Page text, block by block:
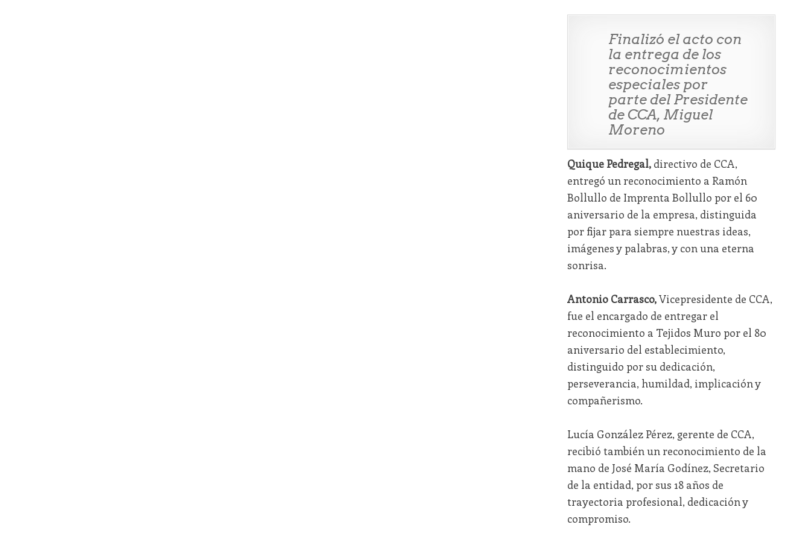
Finalizó el acto con
la entrega de los
reconocimientos
especiales por
parte del Presidente
de CCA, Miguel
Moreno
Quique Pedregal,directivo de CCA,
entregó un reconocimiento a Ramón
Bollullo de Imprenta Bollullo por el 60
aniversario de la empresa, distinguida
por fijar para siempre nuestras ideas,
imágenes y palabras, y con una eterna
sonrisa.
Antonio Carrasco,Vicepresidente de CCA,
fue el encargado de entregar el
reconocimiento a Tejidos Muro por el 80
aniversario del establecimiento,
distinguido por su dedicación,
perseverancia, humildad, implicación y
compañerismo.
Lucía González Pérez, gerente de CCA,
recibió también un reconocimiento de la
mano de José María Godínez, Secretario
de la entidad, por sus 18 años de
trayectoria profesional, dedicación y
compromiso.